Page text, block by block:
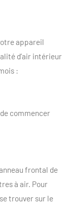
appareil
d’air intérieur
:
commencer
frontal de
à air. Pour
trouver sur le